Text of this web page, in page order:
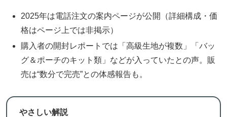
2025年は電話注文の案内ページが公開（詳細構成・価
格はページ上では非掲示）
購入者の開封レポートでは「高級生地が複数」「バッ
グ＆ポーチのキット類」などが入っていたとの声。販
売は“数分で完売”との体感報告も。
やさしい解説